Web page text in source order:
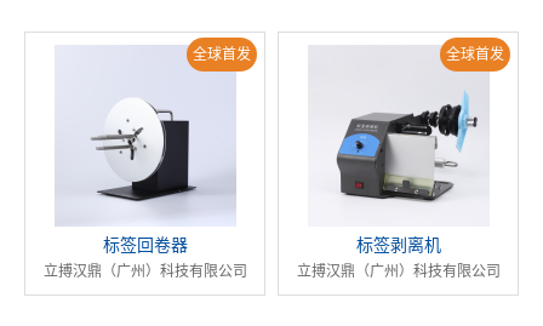
全球首发
标签回卷器
立搏汉鼎（广州）科技有限公司
全球首发
标签剥离机
立搏汉鼎（广州）科技有限公司